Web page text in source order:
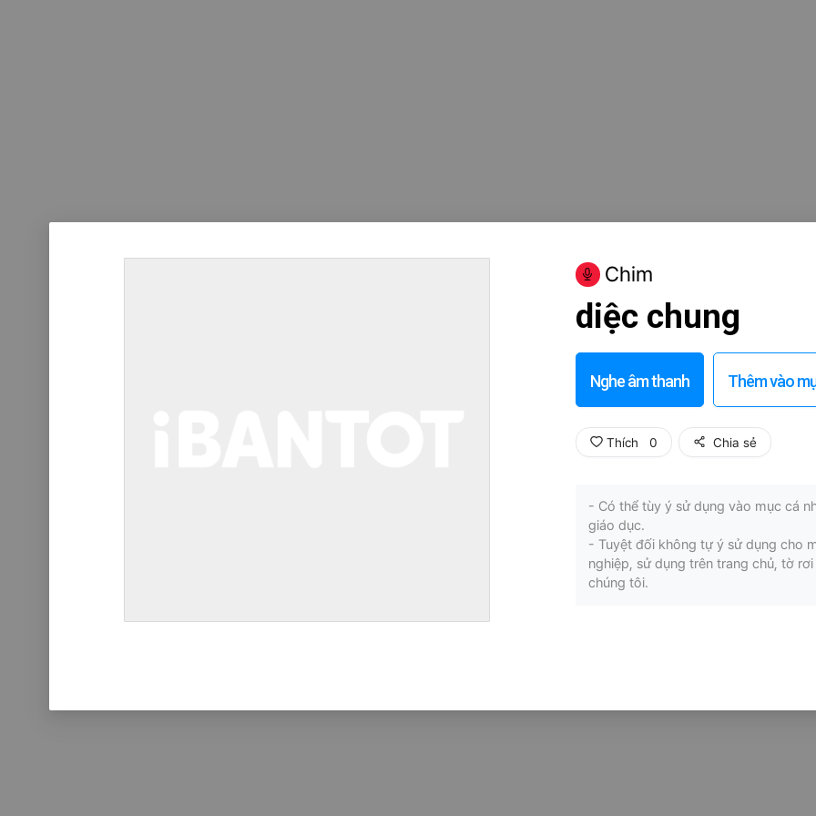
Chim
diệc chung
Nghe âm thanh Thêm vào
Thích 0 Chia sẻ
- Có thể tùy ý sử dụng vào mục cá
giáo dục.
- Tuyệt đối không tự ý sử dụng cho
nghiệp, sử dụng trên trang chủ, tờ
chúng tôi.